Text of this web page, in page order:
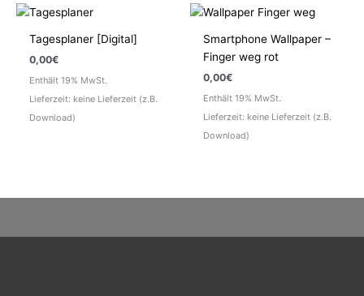
Tagesplaner [Digital]
0,00€
Enthält 19% MwSt.
Lieferzeit: keine Lieferzeit (z.B.
Download)
Smartphone Wallpaper –
Finger weg rot
0,00€
Enthält 19% MwSt.
Lieferzeit: keine Lieferzeit (z.B.
Download)